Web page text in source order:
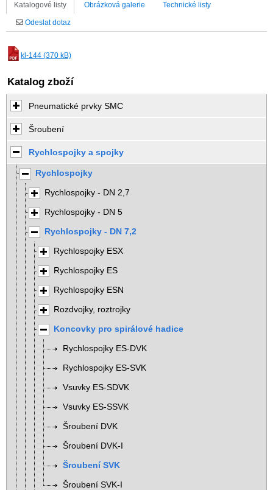
Katalogové listy Obrázková galerie Technické listy
Odeslat dotaz
kl-144 (370 kB)
Katalog zboží
Pneumatické prvky SMC
Šroubení
Rychlospojky a spojky
Rychlospojky
Rychlospojky - DN 2,7
Rychlospojky - DN 5
Rychlospojky - DN 7,2
Rychlospojky ESX
Rychlospojky ES
Rychlospojky ESN
Rozdvojky, roztrojky
Koncovky pro spirálové hadice
Rychlospojky ES-DVK
Rychlospojky ES-SVK
Vsuvky ES-SDVK
Vsuvky ES-SSVK
Šroubení DVK
Šroubení DVK-I
Šroubení SVK
Šroubení SVK-I